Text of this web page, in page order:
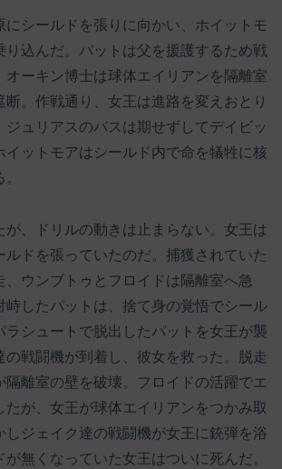
にシールドを張りに向かい、ホイットモ
り込んだ。パットは父を援護するため戦
オーキン博士は球体エイリアンを隔離室
断。作戦通り、女王は進路を変えおとり
ジュリアスのバスは期せずしてデイビッ
イットモアはシールド内で命を犠牲に核
が、ドリルの動きは止まらない。女王は
ルドを張っていたのだ。捕獲されていた
、ウンブトゥとフロイドは隔離室へ急
峙したパットは、捨て身の覚悟でシール
ラシュートで脱出したパットを女王が襲
の戦闘機が到着し、彼女を救った。脱走
隔離室の壁を破壊。フロイドの活躍でエ
たが、女王が球体エイリアンをつかみ取
しジェイク達の戦闘機が女王に銃弾を浴
無くなっていた女王はついに死んだ。